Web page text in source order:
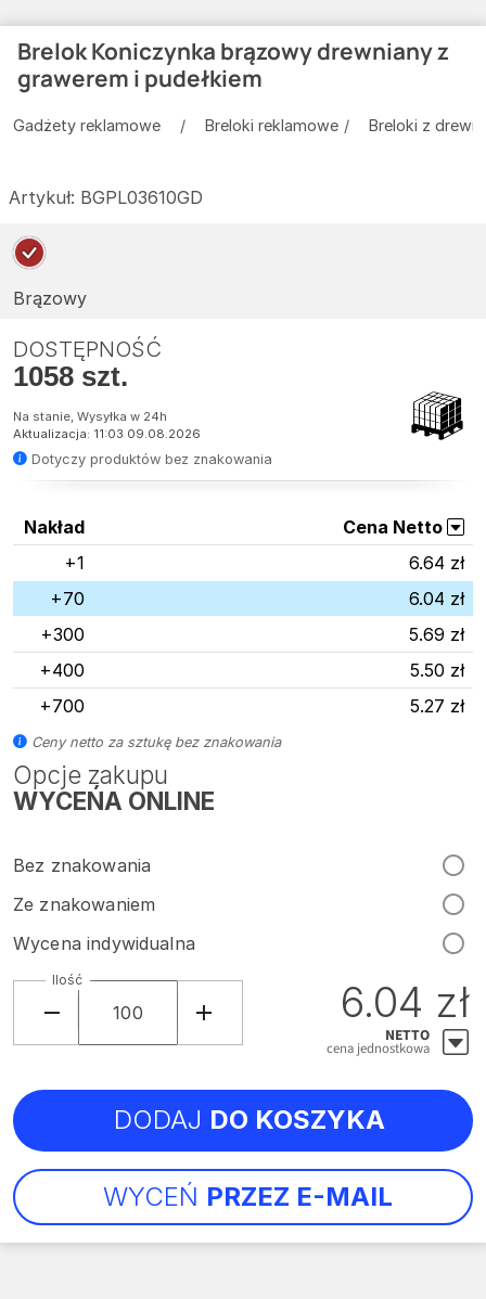
Brelok Koniczynka brązowy drewniany z
grawerem i pudełkiem
Gadżety reklamowe Breloki reklamowe Breloki z
Artykuł: BGPL03610GD
Brązowy
DOSTĘPNOŚĆ
1058 szt.
Na stanie, Wysyłka w 24h
Aktualizacja: 11:03 09.08.2026
Dotyczy produktów bez znakowania
Opcje zakupu
WYCEŃA ONLINE
Bez znakowania
Ze znakowaniem
Wycena indywidualna
Nakład
Cena Netto
+1
6.64 zł
+70
6.04 zł
+300
5.69 zł
+400
5.50 zł
+700
5.27 zł
Ceny netto za sztukę bez znakowania
Ilość 6.04 zł
NETTO
cena jednostkowa
WYCEŃ PRZEZ E-MAIL
DODAJ DO KOSZYKA